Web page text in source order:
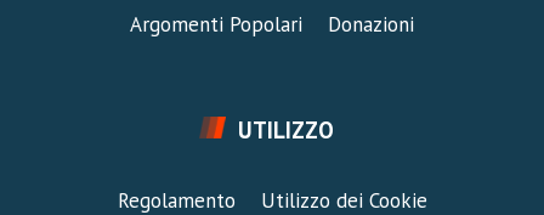
Argomenti Popolari Donazioni
UTILIZZO
Regolamento
Utilizzo dei Cookie